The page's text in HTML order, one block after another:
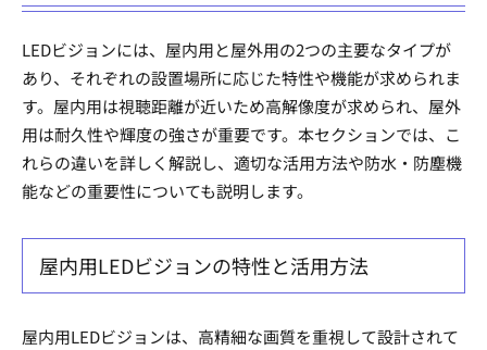
LEDビジョンには、屋内用と屋外用の2つの主要なタイプが
あり、それぞれの設置場所に応じた特性や機能が求められま
す。屋内用は視聴距離が近いため高解像度が求められ、屋外
用は耐久性や輝度の強さが重要です。本セクションでは、こ
れらの違いを詳しく解説し、適切な活用方法や防水・防塵機
能などの重要性についても説明します。
屋内用LEDビジョンの特性と活用方法
屋内用LEDビジョンは、高精細な画質を重視して設計されて